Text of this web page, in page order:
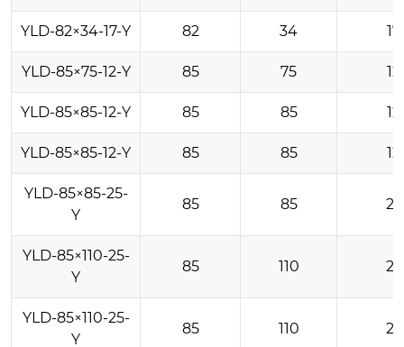
YLD-82×34-17-Y 82 34 17
YLD-85×75-12-Y 85 75 12
YLD-85×85-12-Y 85 85 12
YLD-85×85-12-Y 85 85 12
YLD-85×85-25-
Y
85 85 25
YLD-85×110-25-
Y
85 110 25
YLD-85×110-25-
Y
85 110 25